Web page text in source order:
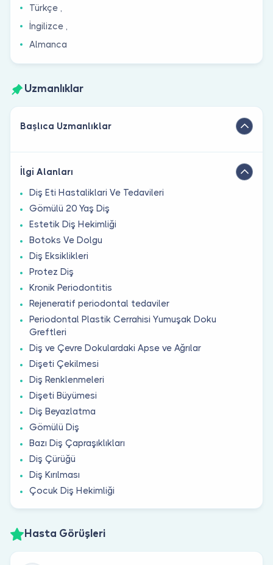
Türkçe ,
İngilizce ,
Almanca
Uzmanlıklar
Başlıca Uzmanlıklar
İlgi Alanları
Diş Eti Hastaliklari Ve Tedavileri
Gömülü 20 Yaş Diş
Estetik Diş Hekimliği
Botoks Ve Dolgu
Diş Eksiklikleri
Protez Diş
Kronik Periodontitis
Rejeneratif periodontal tedaviler
Periodontal Plastik Cerrahisi Yumuşak Doku
Greftleri
Diş ve Çevre Dokulardaki Apse ve Ağrılar
Dişeti Çekilmesi
Diş Renklenmeleri
Dişeti Büyümesi
Diş Beyazlatma
Gömülü Diş
Bazı Diş Çapraşıklıkları
Diş Çürüğü
Diş Kırılması
Çocuk Diş Hekimliği
Hasta Görüşleri